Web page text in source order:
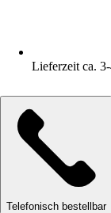
Lieferzeit ca.
Telefonisch bestellbar